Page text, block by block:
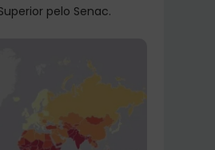
pelo Senac.